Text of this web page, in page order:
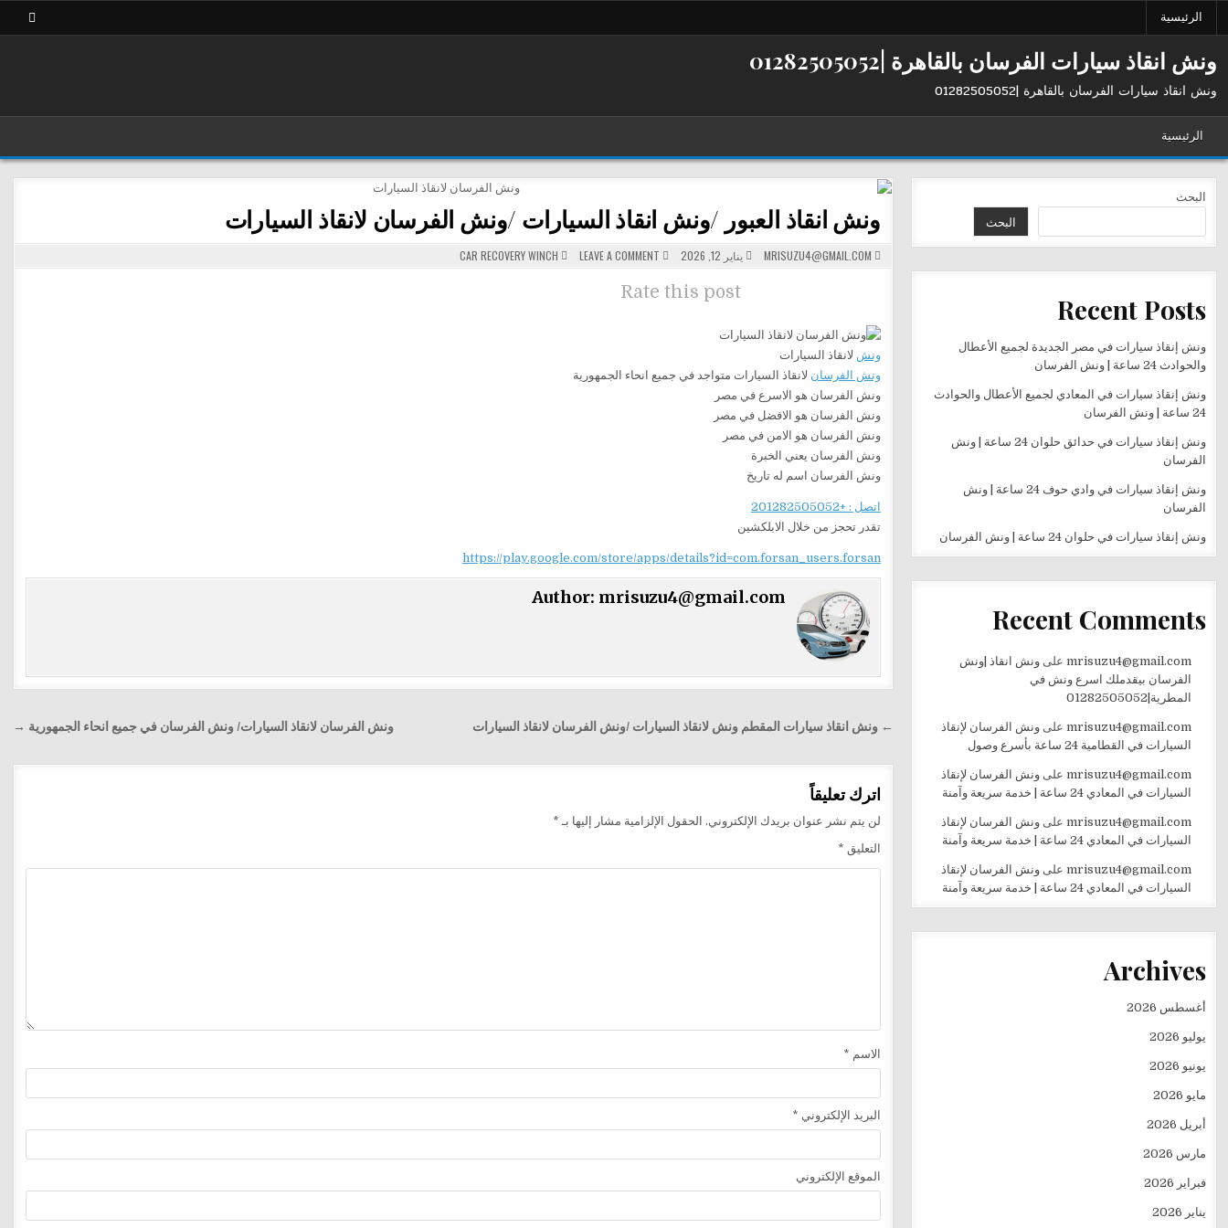
الرئيسية
ونش انقاذ سيارات الفرسان بالقاهرة |01282505052
ونش انقاذ سيارات الفرسان بالقاهرة |01282505052
الرئيسية
ونش انقاذ العبور /ونش انقاذ السيارات /ونش الفرسان لانقاذ السيارات
MRISUZU4@GMAIL.COM يناير 12, 2026 LEAVE A COMMENT
ON
ونش
لانقاذ
السيارات
POSTED
IN
CAR RECOVERY WINCH
Rate this post
ونش لانقاذ السيارات
ونش الفرسان لانقاذ السيارات متواجد في جميع انحاء الجمهورية
ونش الفرسان هو الاسرع في مصر
ونش الفرسان هو الافضل في مصر
ونش الفرسان هو الامن في مصر
ونش الفرسان يعني الخبرة
ونش الفرسان اسم له تاريخ
اتصل : +201282505052
تقدر تحجز من خلال الابلكشين
https://play.google.com/store/apps/details?id=com.forsan_users.forsan
Author: mrisuzu4@gmail.com
تصفّح ونش الفرسان لانقاذ السيارات/ ونش الفرسان في جميع انحاء الجمهورية → ← ونش انقاذ سيارات المقطم ونش لانقاذ السيارات /ونش الفرسان لانقاذ السيارات
اترك تعليقاً
لن يتم نشر عنوان بريدك الإلكتروني. الحقول الإلزامية مشار إليها بـ *
التعليق *
الاسم *
البريد الإلكتروني *
الموقع الإلكتروني
البحث
البحث
Recent Posts
ونش إنقاذ سيارات في مصر الجديدة لجميع الأعطال
والحوادث 24 ساعة | ونش الفرسان
ونش إنقاذ سيارات في المعادي لجميع الأعطال والحوادث
24 ساعة | ونش الفرسان
ونش إنقاذ سيارات في حدائق حلوان 24 ساعة | ونش
الفرسان
ونش إنقاذ سيارات في وادي حوف 24 ساعة | ونش
الفرسان
ونش إنقاذ سيارات في حلوان 24 ساعة | ونش الفرسان
Recent Comments
mrisuzu4@gmail.comعلى ونش انقاذ |ونش
الفرسان بيقدملك اسرع ونش في
المطرية|01282505052
mrisuzu4@gmail.comعلى ونش الفرسان لإنقاذ
السيارات في القطامية 24 ساعة بأسرع وصول
mrisuzu4@gmail.comعلى ونش الفرسان لإنقاذ
السيارات في المعادي 24 ساعة | خدمة سريعة وآمنة
mrisuzu4@gmail.comعلى ونش الفرسان لإنقاذ
السيارات في المعادي 24 ساعة | خدمة سريعة وآمنة
mrisuzu4@gmail.comعلى ونش الفرسان لإنقاذ
السيارات في المعادي 24 ساعة | خدمة سريعة وآمنة
Archives
أغسطس 2026
يوليو 2026
يونيو 2026
مايو 2026
أبريل 2026
مارس 2026
فبراير 2026
يناير 2026